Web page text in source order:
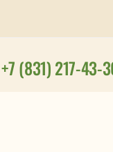
+7 (831) 217-43-